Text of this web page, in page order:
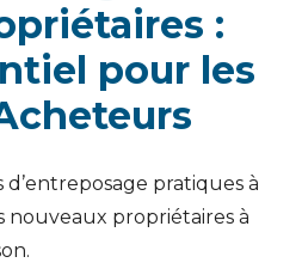
long terme
pas d'obligations à long
vous aideront jusqu'à 23h00
:
pour les
pratiques à
nouveaux propriétaires à